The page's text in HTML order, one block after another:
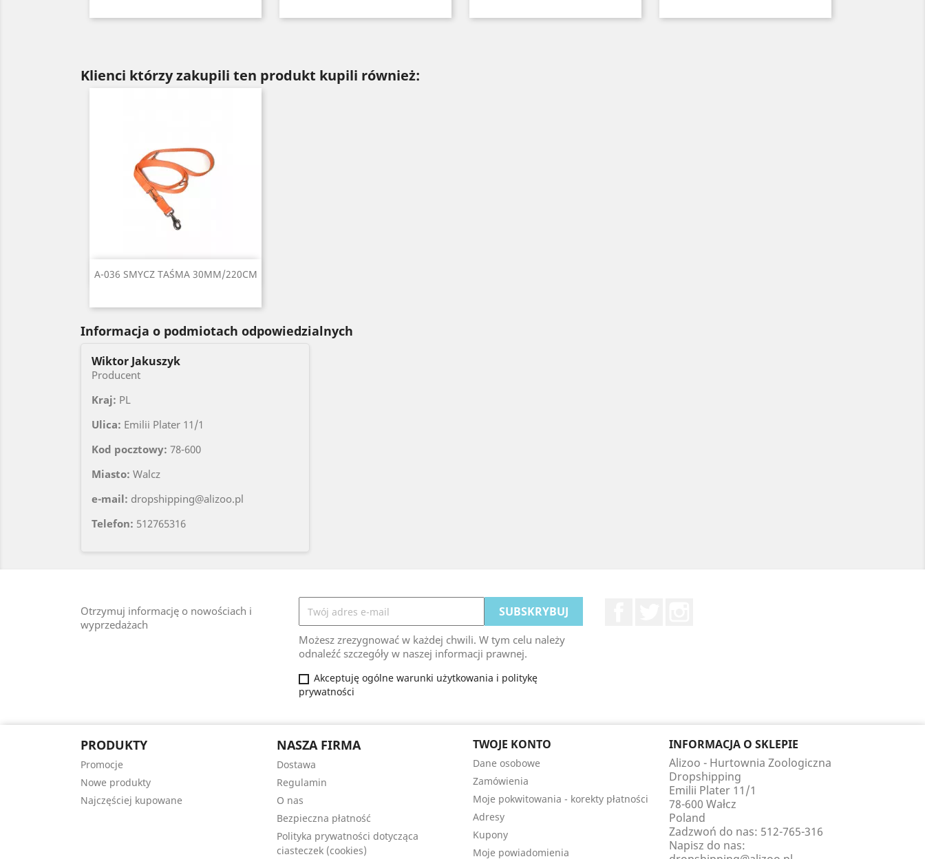
Klienci którzy zakupili ten produkt kupili również:
A-036 SMYCZ TAŚMA 30MM/220CM
Szybki podgląd
Informacja o podmiotach odpowiedzialnych
Wiktor Jakuszyk
Producent
Kraj: PL
Ulica: Emilii Plater 11/1
Kod pocztowy: 78-600
Miasto: Walcz
e-mail: dropshipping@alizoo.pl
Telefon: 512765316
Otrzymuj informację o nowościach i
wyprzedażach
Możesz zrezygnować w każdej chwili. W tym celu należy
odnaleźć szczegóły w naszej informacji prawnej.
Akceptuję ogólne warunki użytkowania i politykę
prywatności
PRODUKTY
Promocje
Nowe produkty
Najczęściej kupowane
NASZA FIRMA
Dostawa
Regulamin
O nas
Bezpieczna płatność
Polityka prywatności dotycząca
ciasteczek (cookies)
TWOJE KONTO
Dane osobowe
Zamówienia
Moje pokwitowania - korekty płatności
Adresy
Kupony
Moje powiadomienia
INFORMACJA O SKLEPIE
Alizoo - Hurtownia Zoologiczna
Dropshipping
Emilii Plater 11/1
78-600 Wałcz
Poland
Zadzwoń do nas: 512-765-316
Napisz do nas: